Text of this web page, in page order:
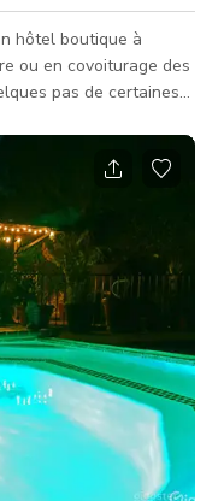
hôtel boutique à
ou en covoiturage des
pas de certaines
et The Burbank
Un peu rétro. Un peu
une bouffée
dans la vallée. Profitez